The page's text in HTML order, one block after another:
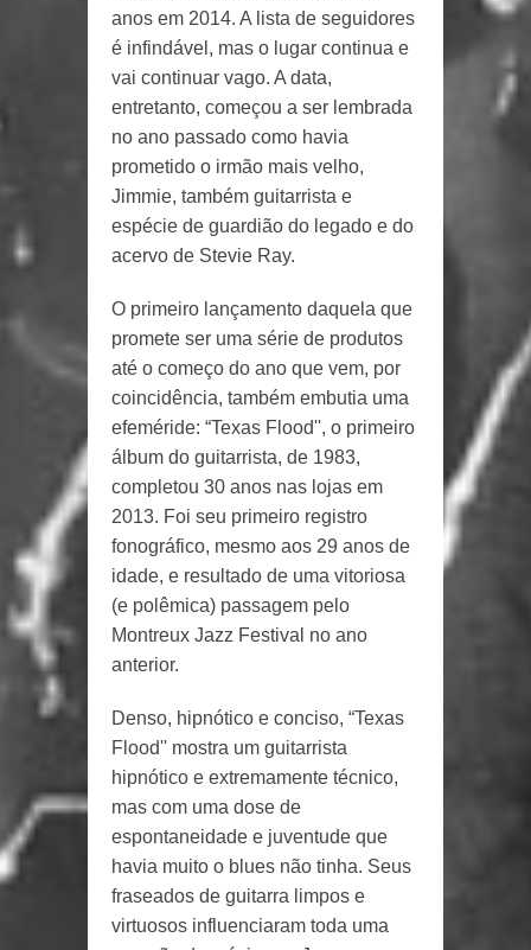
anos em 2014. A lista de seguidores
é infindável, mas o lugar continua e
vai continuar vago. A data,
entretanto, começou a ser lembrada
no ano passado como havia
prometido o irmão mais velho,
Jimmie, também guitarrista e
espécie de guardião do legado e do
acervo de Stevie Ray.
O primeiro lançamento daquela que
promete ser uma série de produtos
até o começo do ano que vem, por
coincidência, também embutia uma
efeméride: “Texas Flood'', o primeiro
álbum do guitarrista, de 1983,
completou 30 anos nas lojas em
2013. Foi seu primeiro registro
fonográfico, mesmo aos 29 anos de
idade, e resultado de uma vitoriosa
(e polêmica) passagem pelo
Montreux Jazz Festival no ano
anterior.
Denso, hipnótico e conciso, “Texas
Flood'' mostra um guitarrista
hipnótico e extremamente técnico,
mas com uma dose de
espontaneidade e juventude que
havia muito o blues não tinha. Seus
fraseados de guitarra limpos e
virtuosos influenciaram toda uma